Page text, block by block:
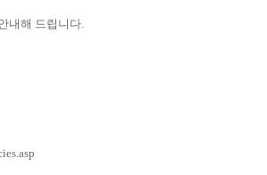
내해 드립니다.